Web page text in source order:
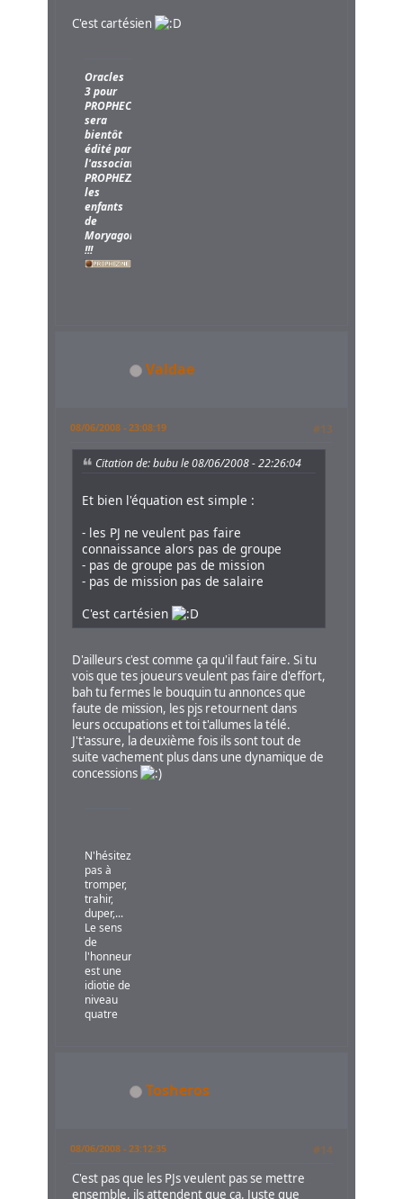
C'est cartésien
Oracles
3 pour
PROPHECY
sera
bientôt
édité par
l'association
PROPHEZINE,
les
enfants
de
Moryagorn
!!!
Valdae
08/06/2008 - 23:08:19 #13
Citation de: bubu le 08/06/2008 - 22:26:04
Et bien l'équation est simple :
- les PJ ne veulent pas faire
connaissance alors pas de groupe
- pas de groupe pas de mission
- pas de mission pas de salaire
C'est cartésien
D'ailleurs c'est comme ça qu'il faut faire. Si tu
vois que tes joueurs veulent pas faire d'effort,
bah tu fermes le bouquin tu annonces que
faute de mission, les pjs retournent dans
leurs occupations et toi t'allumes la télé.
J't'assure, la deuxième fois ils sont tout de
suite vachement plus dans une dynamique de
concessions
N'hésitez
pas à
tromper,
trahir,
duper,...
Le sens
de
l'honneur
est une
idiotie de
niveau
quatre
Tosheros
08/06/2008 - 23:12:35 #14
C'est pas que les PJs veulent pas se mettre
ensemble, ils attendent que ça. Juste que